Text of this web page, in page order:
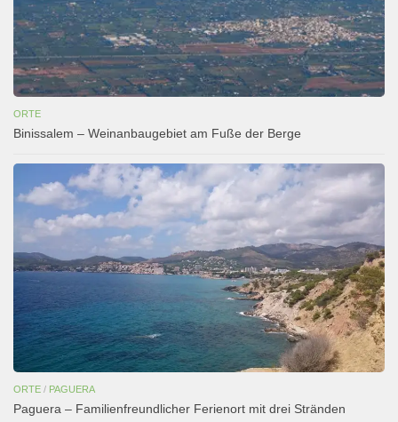
ORTE
Binissalem – Weinanbaugebiet am Fuße der Berge
ORTE / PAGUERA
Paguera – Familienfreundlicher Ferienort mit drei Stränden